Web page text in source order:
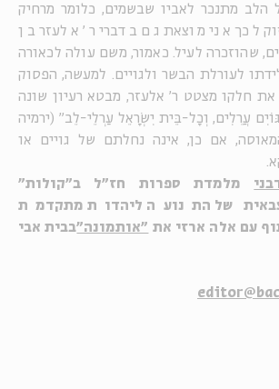
הלב מתנכר לאביו שבשמים, כלומר מרחיק
לכך אני מוצאת גם בדברי ר' אלעזר בן
שהוזכרה לעיל. כאמור, משם עולה לכאורה
לעורלת הבשר ולגויים. למעשה, הפסוק
את חלקו מצטט ר' אלעזר, מבטא רעיון שונה
עֲרֵלִים, וְכָל-בֵּית יִשְׂרָאֵל עַרְלֵי-לֵב" (ירמיה
המאוסה, אם כן, אינה נחלתם של גויים או
מלמדת ספרות חז"ל ב"קולות"
צבאית של התנועה ליהדות מתקדמת
עם אלה ארזי את "אותמונה"בבית אבי